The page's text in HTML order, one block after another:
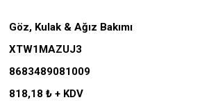
Göz, Kulak & Ağız Bakımı
XTW1MAZUJ3
8683489081009
818,18 ₺ + KDV